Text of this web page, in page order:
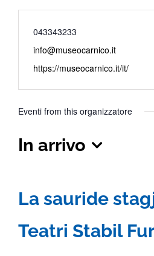
Phone
043343233
Email
info@museocarnico.it
Website
https://museocarnico.it/it/
Eventi from this organizzatore
In arrivo
data.
La sauride
Teatri Stabil